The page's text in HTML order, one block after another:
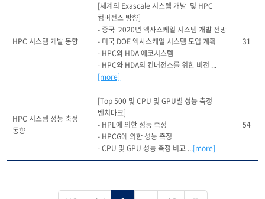
HPC 시스템 개발 동향
[세계의 Exascale 시스템 개발  및 HPC
컴버전스 방향]
- 중국  2020년 엑사스케일 시스템 개발 전망
- 미국 DOE 엑사스케일 시스템 도입 계획
- HPC와 HDA 에코시스템
- HPC와 HDA의 컨버전스를 위한 비전 ...
[more]
31
HPC 시스템 성능 축정
동향
[Top 500 및 CPU 및 GPU별 성능 측정
벤치마크]
- HPL에 의한 성능 측정
- HPCG에 의한 성능 측정
- CPU 및 GPU 성능 측정 비교 ...[more]
54